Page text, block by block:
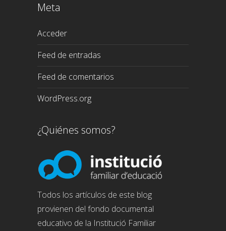
Meta
Acceder
Feed de entradas
Feed de comentarios
WordPress.org
¿Quiénes somos?
Todos los artículos de este blog
provienen del fondo documental
educativo de la Institució Familiar